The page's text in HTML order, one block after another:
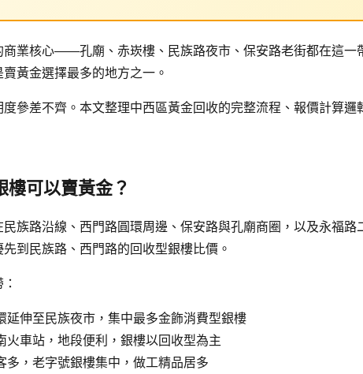
商業核心——孔廟、赤崁樓、民族路夜市、保安路老街都在這一
黃金選擇最多的地方之一。
參差不齊。本文整理中西區黃金回收的完整流程、報價計算邏
樓可以賣黃金？
族路沿線、西門路圓環周邊、保安路與孔廟商圈，以及永福路
到民族路、西門路的回收型銀樓比價。
延伸至民族夜市，集中最多金飾消費型銀樓
火車站，地段便利，銀樓以回收型為主
多，老字號銀樓集中，做工精品居多